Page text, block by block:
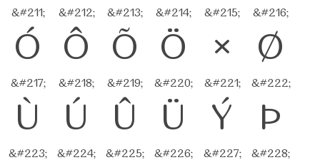
&#211;
Ó
&#212;
Ô
&#213;
Õ
&#214;
Ö
&#215;
×
&#216;
Ø
&#217;
Ù
&#218;
Ú
&#219;
Û
&#220;
Ü
&#221;
Ý
&#222;
Þ
&#223; &#224; &#225; &#226; &#227; &#228;